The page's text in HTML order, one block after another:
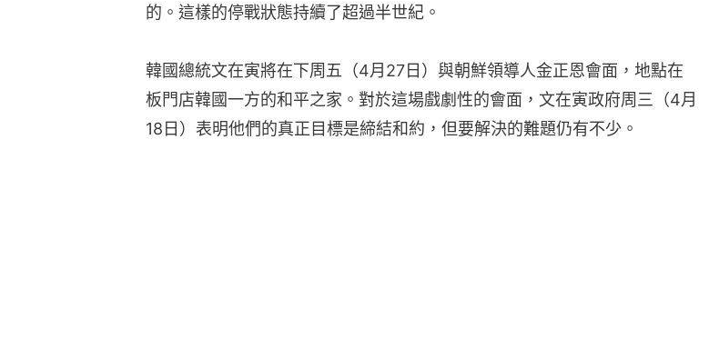
的。這樣的停戰狀態持續了超過半世紀。
韓國總統文在寅將在下周五（4月27日）與朝鮮領導人金正恩會面，地點在
板門店韓國一方的和平之家。對於這場戲劇性的會面，文在寅政府周三（4月
18日）表明他們的真正目標是締結和約，但要解決的難題仍有不少。